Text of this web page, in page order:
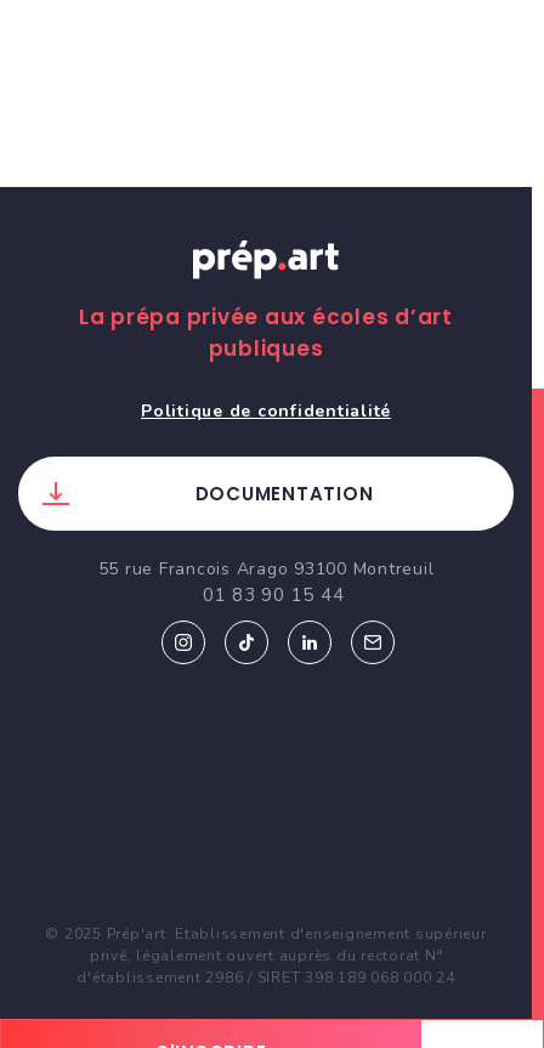
La prépa privée aux écoles d’art
publiques
Politique de confidentialité
DOCUMENTATION
55 rue Francois Arago 93100 Montreuil
01 83 90 15 44
© 2025 Prép'art. Etablissement d'enseignement supérieur
privé, légalement ouvert auprès du rectorat N°
d'établissement 2986 / SIRET 398 189 068 000 24